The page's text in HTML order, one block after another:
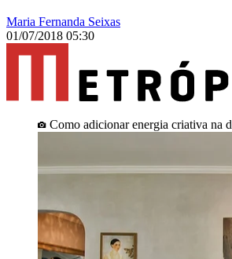
Maria Fernanda Seixas
01/07/2018 05:30
Como adicionar energia criativa na